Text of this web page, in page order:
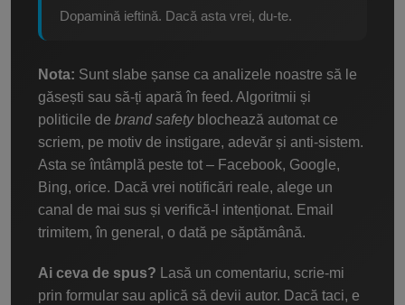
Dopamină ieftină. Dacă asta vrei, du-te.
Nota: Sunt slabe șanse ca analizele noastre să le
găsești sau să-ți apară în feed. Algoritmii și
politicile de brand safetyblochează automat ce
scriem, pe motiv de instigare, adevăr și anti-sistem.
Asta se întâmplă peste tot – Facebook, Google,
Bing, orice. Dacă vrei notificări reale, alege un
canal de mai sus și verifică-l intenționat. Email
trimitem, în general, o dată pe săptămână.
Ai ceva de spus? Lasă un comentariu, scrie-mi
prin formular sau aplică să devii autor. Dacă taci, e